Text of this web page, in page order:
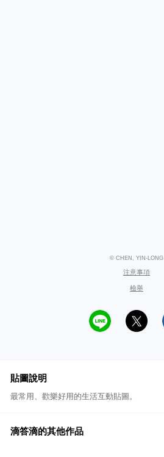
© CHEN, YIN-LONG
注意事項
檢舉
貼圖說明
最常用、歡樂好用的生活互動貼圖。
滴答滴的其他作品